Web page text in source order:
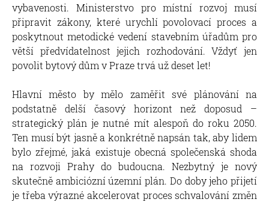
vybavenosti. Ministerstvo pro místní rozvoj musí
připravit zákony, které urychlí povolovací proces a
poskytnout metodické vedení stavebním úřadům pro
větší předvídatelnost jejich rozhodování. Vždyť jen
povolit bytový dům v Praze trvá už deset let!
Hlavní město by mělo zaměřit své plánování na
podstatně delší časový horizont než doposud –
strategický plán je nutné mít alespoň do roku 2050.
Ten musí být jasně a konkrétně napsán tak, aby lidem
bylo zřejmé, jaká existuje obecná společenská shoda
na rozvoji Prahy do budoucna. Nezbytný je nový
skutečně ambiciózní územní plán. Do doby jeho přijetí
je třeba výrazné akcelerovat proces schvalování změn